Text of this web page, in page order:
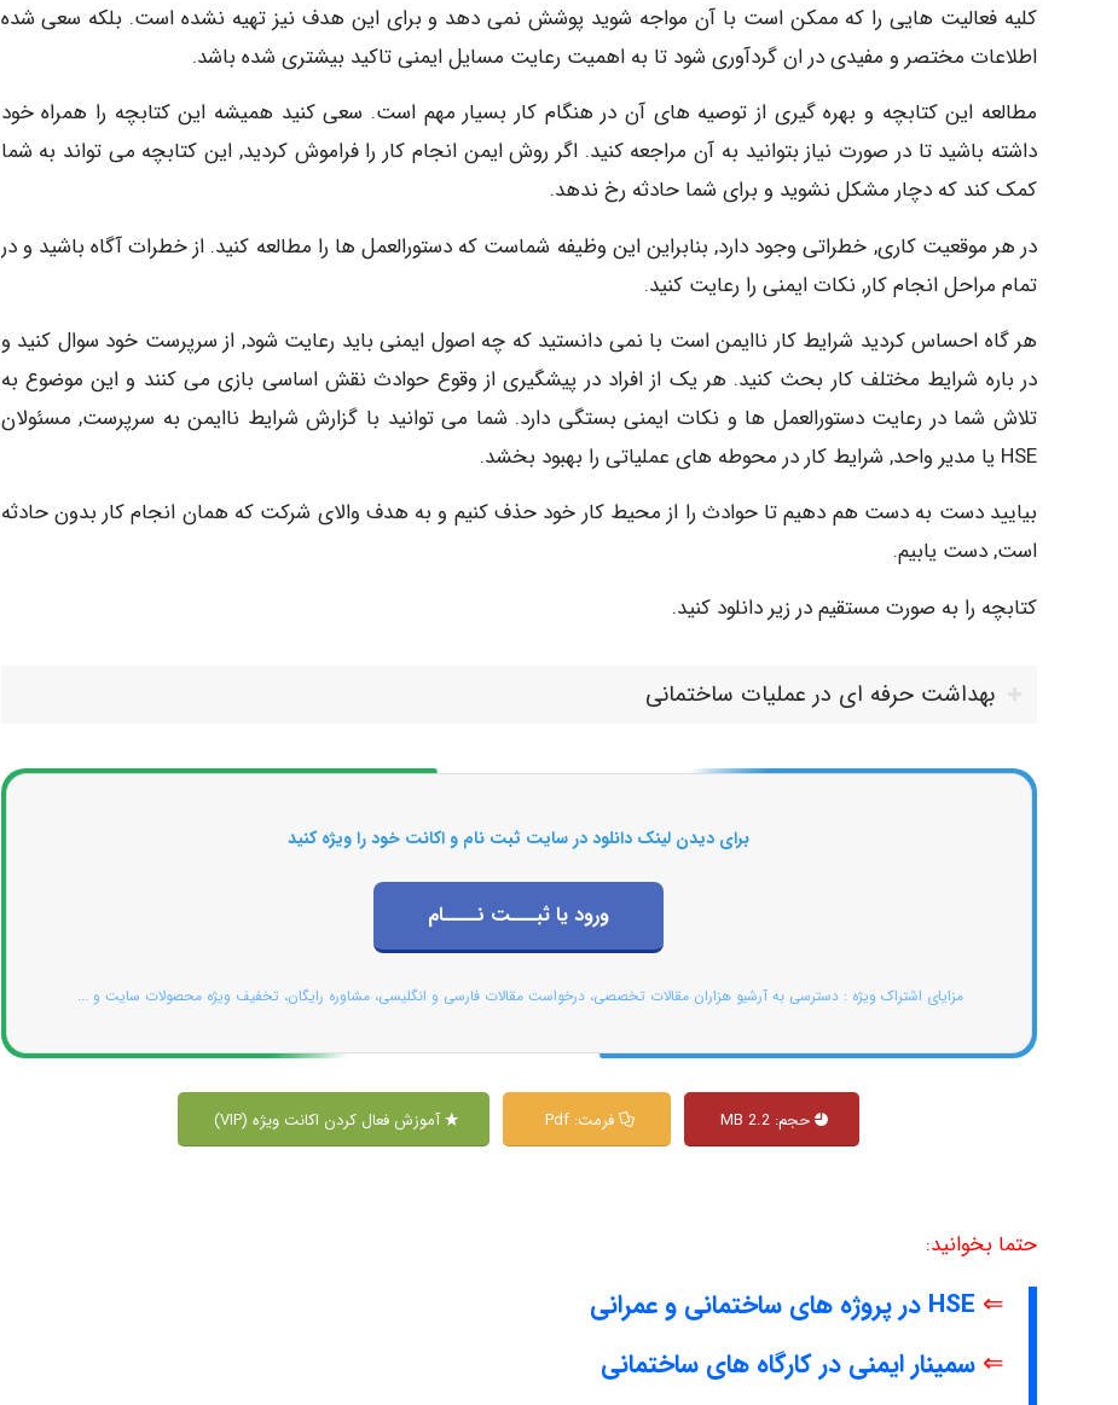
کلیه فعالیت هایی را که ممکن است با آن مواجه شوید پوشش نمی دهد و برای این هدف نیز تهیه نشده است. بلکه سعی شده
اطلاعات مختصر و مفیدی در ان گردآوری شود تا به اهمیت رعایت مسایل ایمنی تاکید بیشتری شده باشد.
مطالعه این کتابچه و بهره گیری از توصیه های آن در هنگام کار بسیار مهم است. سعی کنید همیشه این کتابچه را همراه خود
داشته باشید تا در صورت نیاز بتوانید به آن مراجعه کنید. اگر روش ایمن انجام کار را فراموش کردید, این کتابچه می تواند به شما
کمک کند که دچار مشکل نشوید و برای شما حادثه رخ ندهد.
در هر موقعیت کاری, خطراتی وجود دارد, بنابراین این وظیفه شماست که دستورالعمل ها را مطالعه کنید. از خطرات آگاه باشید و در
تمام مراحل انجام کار, نکات ایمنی را رعایت کنید.
هر گاه احساس کردید شرایط کار ناایمن است با نمی دانستید که چه اصول ایمنی باید رعایت شود, از سرپرست خود سوال کنید و
در باره شرایط مختلف کار بحث کنید. هر یک از افراد در پیشگیری از وقوع حوادث نقش اساسی بازی می کنند و این موضوع به
تلاش شما در رعایت دستورالعمل ها و نکات ایمنی بستگی دارد. شما می توانید با گزارش شرایط ناایمن به سرپرست, مسئولان
HSE یا مدیر واحد, شرایط کار در محوطه های عملیاتی را بهبود بخشد.
بیایید دست به دست هم دهیم تا حوادث را از محیط کار خود حذف کنیم و به هدف والای شرکت که همان انجام کار بدون حادثه
است, دست یابیم.
کتابچه را به صورت مستقیم در زیر دانلود کنید.
بهداشت حرفه ای در عملیات ساختمانی
برای دیدن لینک دانلود در سایت ثبت نام و اکانت خود را ویژه کنید
ورود یا ثبـــت نــــام
مزایای اشتراک ویژه : دسترسی به آرشیو هزاران مقالات تخصصی، درخواست مقالات فارسی و انگلیسی، مشاوره رایگان، تخفیف ویژه محصولات سایت و ...
حجم: 2.2 MB فرمت: Pdf آموزش فعال کردن اکانت ویژه (VIP)
حتما بخوانید:
⇐ HSE در پروژه های ساختمانی و عمرانی
⇐ سمینار ایمنی در کارگاه های ساختمانی